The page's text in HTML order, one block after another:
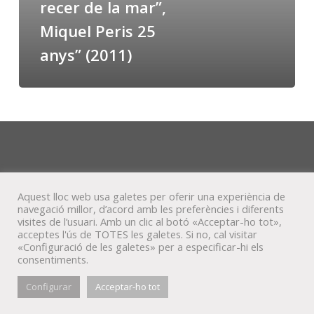
Miquel
Peris
(2011)
recer de la mar”,
Miquel Peris 25
anys” (2011)
© Veta Visual, 2022
blueskybehancemixcloud
Aquest lloc web usa galetes per oferir una experiència de
navegació millor, d’acord amb les preferències i diferents
visites de l’usuari. Amb un clic al botó «Acceptar-ho tot»,
acceptes l'ús de TOTES les galetes. Si no, cal visitar
«Configuració de les galetes» per a especificar-hi els
consentiments.
Configurar Acceptar-ho tot